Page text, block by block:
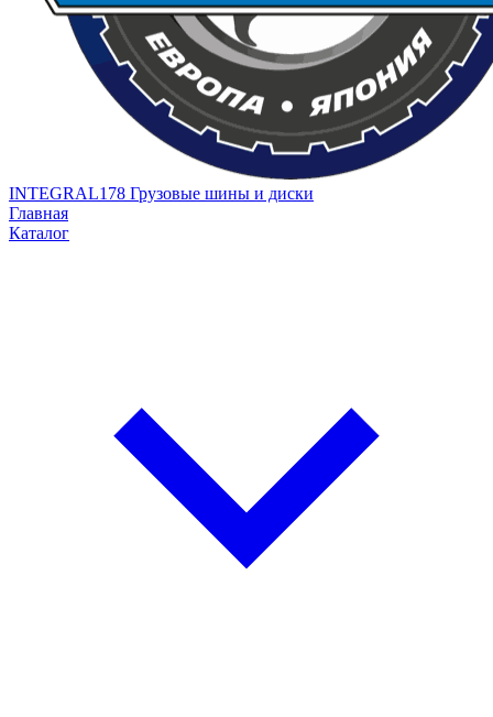
INTEGRAL178 Грузовые шины и диски
Главная
Каталог